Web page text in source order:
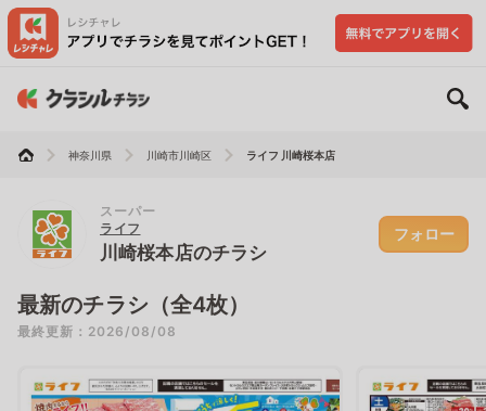
神奈川県 川崎市川崎区 ライフ 川崎桜本店
スーパー
ライフ
川崎桜本店のチラシ
フォロー
最新のチラシ（全4枚）
最終更新：2026/08/08